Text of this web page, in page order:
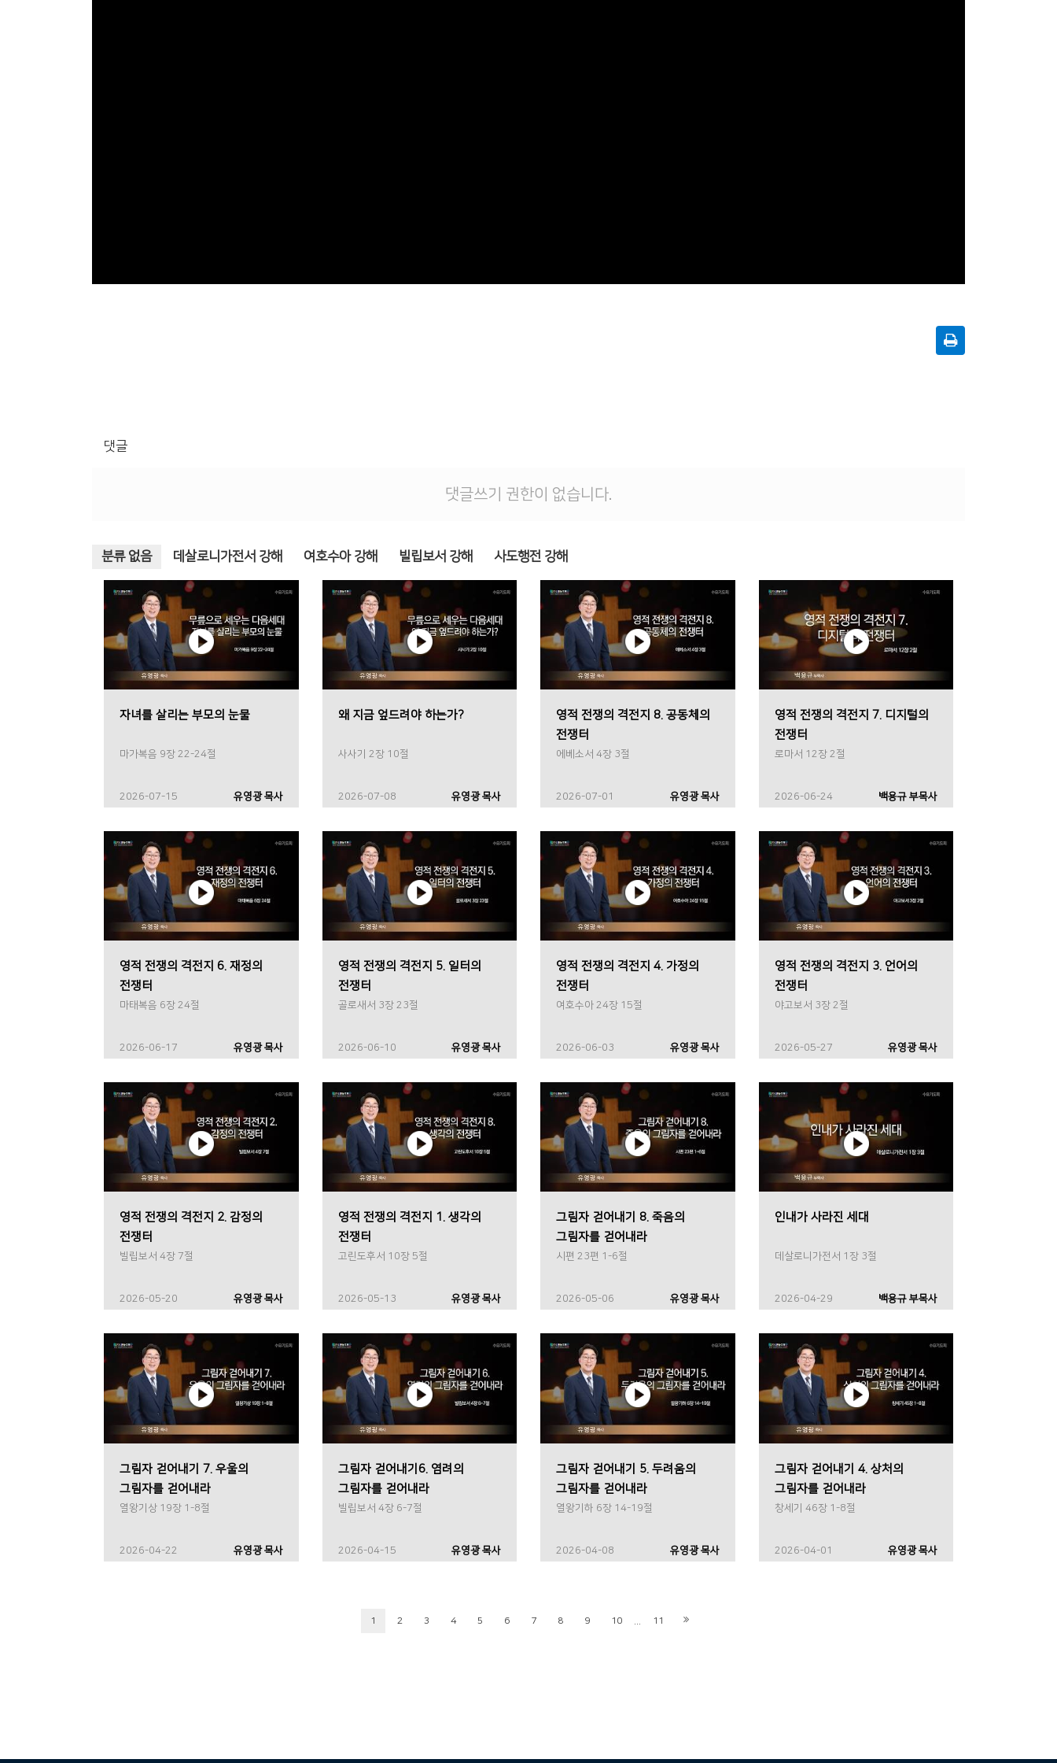
댓글
댓글쓰기 권한이 없습니다.
분류 없음 데살로니가전서 강해 여호수아 강해 빌립보서 강해 사도행전 강해
자녀를 살리는 부모의 눈물
마가복음 9장 22-24절
2026-07-15 유영광 목사
왜 지금 엎드려야 하는가?
사사기 2장 10절
2026-07-08 유영광 목사
영적 전쟁의 격전지 8. 공동체의
전쟁터
에베소서 4장 3절
2026-07-01 유영광 목사
영적 전쟁의 격전지 7. 디지털의
전쟁터
로마서 12장 2절
2026-06-24 백용규 부목사
영적 전쟁의 격전지 6. 재정의
전쟁터
마태복음 6장 24절
2026-06-17 유영광 목사
영적 전쟁의 격전지 5. 일터의
전쟁터
골로새서 3장 23절
2026-06-10 유영광 목사
영적 전쟁의 격전지 4. 가정의
전쟁터
여호수아 24장 15절
2026-06-03 유영광 목사
영적 전쟁의 격전지 3. 언어의
전쟁터
야고보서 3장 2절
2026-05-27 유영광 목사
영적 전쟁의 격전지 2. 감정의
전쟁터
빌립보서 4장 7절
2026-05-20 유영광 목사
영적 전쟁의 격전지 1. 생각의
전쟁터
고린도후서 10장 5절
2026-05-13 유영광 목사
그림자 걷어내기 8. 죽음의
그림자를 걷어내라
시편 23편 1-6절
2026-05-06 유영광 목사
인내가 사라진 세대
데살로니가전서 1장 3절
2026-04-29 백용규 부목사
그림자 걷어내기 7. 우울의
그림자를 걷어내라
열왕기상 19장 1-8절
2026-04-22 유영광 목사
그림자 걷어내기6. 염려의
그림자를 걷어내라
빌립보서 4장 6-7절
2026-04-15 유영광 목사
그림자 걷어내기 5. 두려움의
그림자를 걷어내라
열왕기하 6장 14-19절
2026-04-08 유영광 목사
그림자 걷어내기 4. 상처의
그림자를 걷어내라
창세기 46장 1-8절
2026-04-01 유영광 목사
1 2 3 4 5 6 7 8 9 10 11